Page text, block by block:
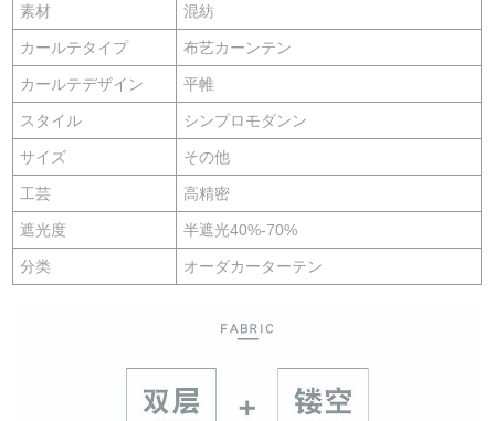
素材 混紡
カールテタイプ 布艺カーンテン
カールテデザイン 平帷
スタイル シンプロモダンン
サイズ その他
工芸 高精密
遮光度 半遮光40%-70%
分类 オーダカーターテン